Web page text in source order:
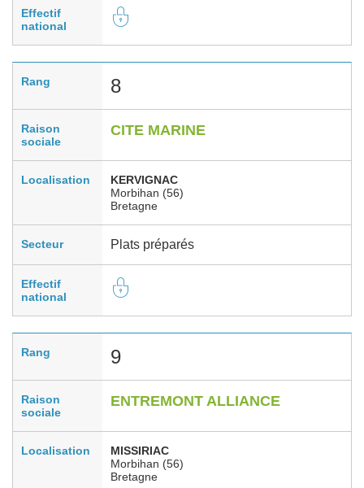
Effectif
national
Rang 8
Raison
sociale
CITE MARINE
Localisation
KERVIGNAC
Morbihan (56)
Bretagne
Secteur Plats préparés
Effectif
national
Rang 9
Raison
sociale
ENTREMONT ALLIANCE
Localisation
MISSIRIAC
Morbihan (56)
Bretagne